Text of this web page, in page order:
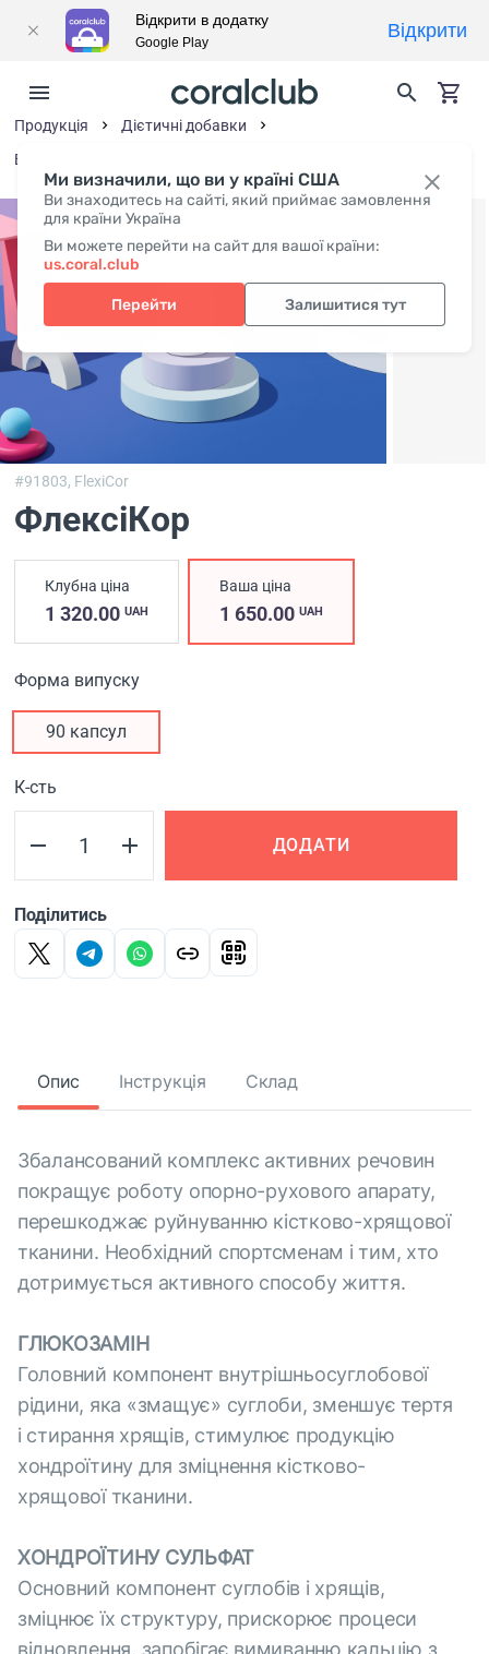
Ми визначили, що ви у країні США
Ви знаходитесь на сайті, який приймає замовлення
для країни Україна
Ви можете перейти на сайт для вашої країни:
us.coral.club
Перейти Залишитися тут
Продукція
Дієтичні добавки
Вітаміни та вітаміноподібні речовини
#91803, FlexiCor
ФлексіКор
Клубна ціна
1 320.00 UAH
Ваша ціна
1 650.00UAH
Форма випуску
90 капсул
К-сть
ДОДАТИ
Поділитись
Опис Інструкція Склад
Збалансований комплекс активних речовин
покращує роботу опорно-рухового апарату,
перешкоджає руйнуванню кістково-хрящової
тканини. Необхідний спортсменам і тим, хто
дотримується активного способу життя.
ГЛЮКОЗАМІН
Головний компонент внутрішньосуглобової
рідини, яка «змащує» суглоби, зменшує тертя
і стирання хрящів, стимулює продукцію
хондроїтину для зміцнення кістково-
хрящової тканини.
ХОНДРОЇТИНУ СУЛЬФАТ
Основний компонент суглобів і хрящів,
зміцнює їх структуру, прискорює процеси
відновлення, запобігає вимиванню кальцію з
Відкрити в додатку
Google Play
Відкрити